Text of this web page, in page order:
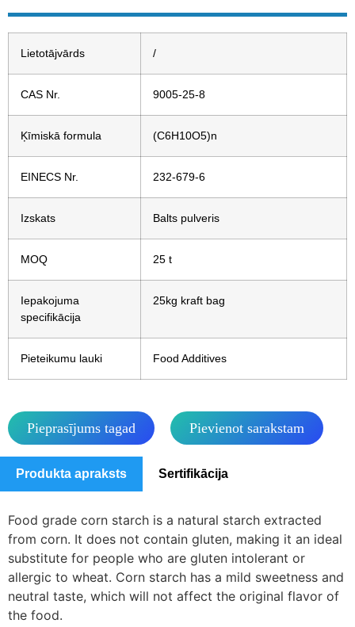
Lietotājvārds /
CAS Nr. 9005-25-8
Ķīmiskā formula (C6H10O5)n
EINECS Nr. 232-679-6
Izskats Balts pulveris
MOQ 25 t
Iepakojuma
specifikācija
25kg kraft bag
Pieteikumu lauki Food Additives
Pieprasījums tagad Pievienot sarakstam
Produkta apraksts Sertifikācija
Food grade corn starch is a natural starch extracted
from corn. It does not contain gluten, making it an ideal
substitute for people who are gluten intolerant or
allergic to wheat. Corn starch has a mild sweetness and
neutral taste, which will not affect the original flavor of
the food.